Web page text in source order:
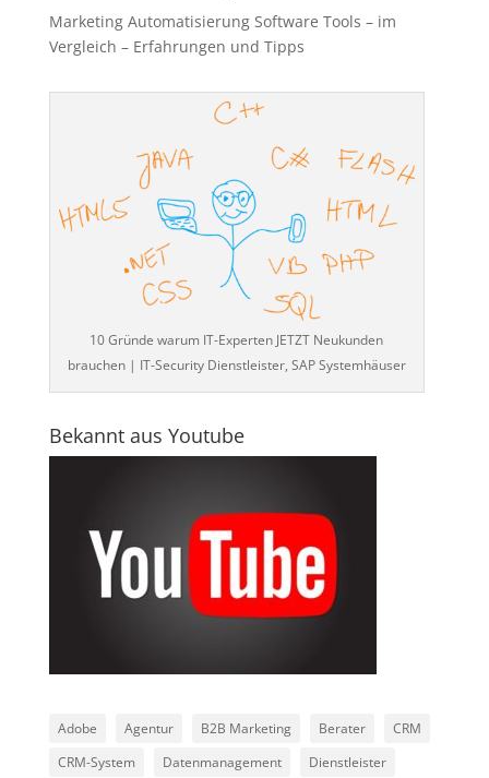
Marketing Automatisierung Software Tools – im
Vergleich – Erfahrungen und Tipps
10 Gründe warum IT-Experten JETZT Neukunden
brauchen | IT-Security Dienstleister, SAP Systemhäuser
Bekannt aus Youtube
Adobe Agentur B2B Marketing Berater
CRM
CRM-System
Datenmanagement
Dienstleister